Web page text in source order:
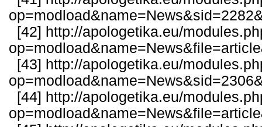
[42] http://apologetika.eu/
[43] http://apologetika.eu/
[44] http://apologetika.eu/